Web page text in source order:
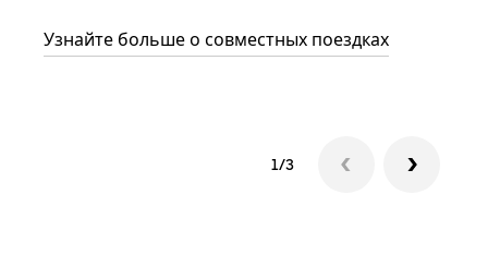
Узнайте больше о совместных поездках
1/3